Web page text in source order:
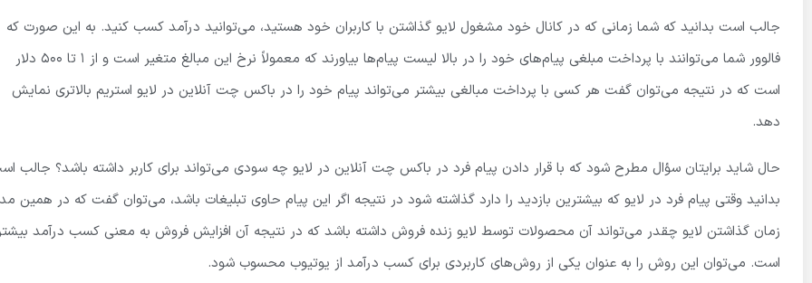
جالب است بدانید که شما زمانی که در کانال خود مشغول لایو گذاشتن با کاربران خود هستید، می‌توانید درآمد کسب کنید. به این صورت که
فالوور شما می‌توانند با پرداخت مبلغی پیام‌های خود را در بالا لیست پیام‌ها بیاورند که معمولاً نرخ این مبالغ متغیر است و از ۱ تا ۵۰۰ دلار
است که در نتیجه می‌توان گفت هر کسی با پرداخت مبالغی بیشتر می‌تواند پیام خود را در باکس چت آنلاین در لایو استریم بالاتری نمایش
دهد.
حال شاید برایتان سؤال مطرح شود که با قرار دادن پیام فرد در باکس چت آنلاین در لایو چه سودی می‌تواند برای کاربر داشته باشد؟ جالب
بدانید وقتی پیام فرد در لایو که بیشترین بازدید را دارد گذاشته شود در نتیجه اگر این پیام حاوی تبلیغات باشد، می‌توان گفت که در همین
زمان گذاشتن لایو چقدر می‌تواند آن محصولات توسط لایو زنده فروش داشته باشد که در نتیجه آن افزایش فروش به معنی کسب درآمد
است. می‌توان این روش را به عنوان یکی از روش‌های کاربردی برای کسب درآمد از یوتیوب محسوب شود.